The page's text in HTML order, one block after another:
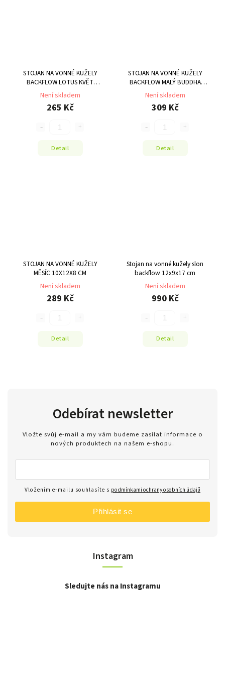
STOJAN NA VONNÉ KUŽELY
BACKFLOW LOTUS KVĚT
12,7x12,7x5,8CM
Není skladem
265 Kč
Detail
STOJAN NA VONNÉ KUŽELY
BACKFLOW MALÝ BUDDHA
12X9X7 CM
Není skladem
309 Kč
Detail
STOJAN NA VONNÉ KUŽELY
MĚSÍC 10X12X8 CM
Není skladem
289 Kč
Detail
Stojan na vonné kužely slon
backflow 12x9x17 cm
Není skladem
990 Kč
Detail
Instagram
Sledujte nás na Instagramu
Odebírat newsletter
Vložte svůj e-mail a my vám budeme zasílat informace o
nových produktech na našem e-shopu.
Vložením e-mailu souhlasíte s podmínkami ochrany osobních údajů
Přihlásit se